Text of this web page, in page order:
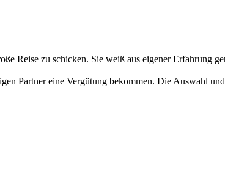
Reise zu schicken. Sie weiß aus eigener Erfahrung
Partner eine Vergütung bekommen. Die Auswahl